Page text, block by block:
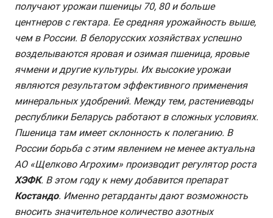
получают урожаи пшеницы 70, 80 и больше
центнеров с гектара. Ее средняя урожайность выше,
чем в России. В белорусских хозяйствах успешно
возделываются яровая и озимая пшеница, яровые
ячмени и другие культуры. Их высокие урожаи
являются результатом эффективного применения
минеральных удобрений. Между тем, растениеводы
республики Беларусь работают в сложных условиях.
Пшеница там имеет склонность к полеганию. В
России борьба с этим явлением не менее актуальна
АО «Щелково Агрохим» производит регулятор роста
ХЭФК. В этом году к нему добавится препарат
Костандо. Именно ретарданты дают возможность
вносить значительное количество азотных